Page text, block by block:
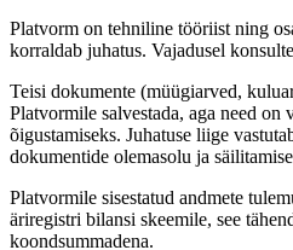
Platvorm on tehniline tööriist ning
korraldab juhatus. Vajadusel
Teisi dokumente (müügiarved,
Platvormile salvestada, aga need
õigustamiseks. Juhatuse liige
dokumentide olemasolu ja
Platvormile sisestatud andmete
äriregistri bilansi skeemile, see
koondsummadena.